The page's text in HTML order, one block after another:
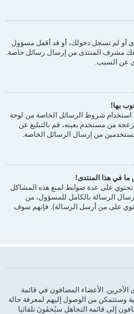
أو لم تسجل دخولك، أو قد أقفل مسؤول
مشرف المنتدى من إرسال رسائل خاصة.
عن السبب.
بها!
شروط الرسائل الخاصة من لوحة
من مستخدم بعينه، قم بالتبليغ عن
من إرسال الرسائل الخاصة.
في هذا المنتدى!
تحتوي على عدة ضوابط لمنع هذه المشاكل
الرسالة بالكامل للمسؤول، من
على من أرسل الرسالة). فإنهم سوف
الآخرين. الأعضاء المضافون في قائمة
وستتمكن من الوصول إليهم لمعرفة حالة
إلى قائمة التجاهل سيُخفَونَ تلقائيا